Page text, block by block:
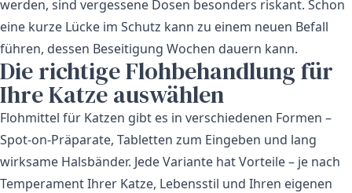
werden, sind vergessene Dosen besonders riskant. Schon
eine kurze Lücke im Schutz kann zu einem neuen Befall
führen, dessen Beseitigung Wochen dauern kann.
Die richtige Flohbehandlung für
Ihre Katze auswählen
Flohmittel für Katzen gibt es in verschiedenen Formen –
Spot-on-Präparate, Tabletten zum Eingeben und lang
wirksame Halsbänder. Jede Variante hat Vorteile – je nach
Temperament Ihrer Katze, Lebensstil und Ihren eigenen